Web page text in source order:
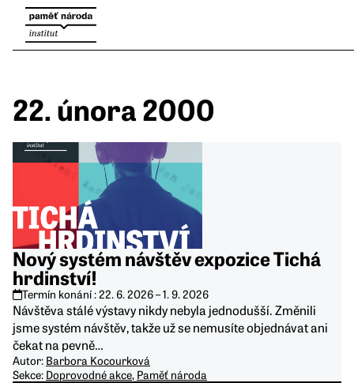
22. února 2000
Nový systém návštěv expozice Tichá
hrdinství!
Termín konání :22. 6. 2026–1. 9. 2026
Návštěva stálé výstavy nikdy nebyla jednodušší. Změnili
jsme systém návštěv, takže už se nemusíte objednávat ani
čekat na pevně…
Autor: Barbora Kocourková
Sekce: Doprovodné akce, Paměť národa